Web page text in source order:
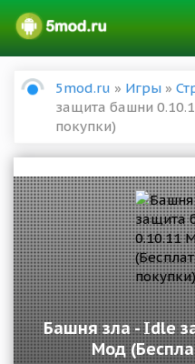
5mod.ru » Игры »
защита башни
покупки)
Башня зла - Idle
Мод